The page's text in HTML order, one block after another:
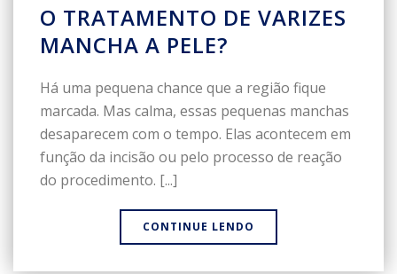
O TRATAMENTO DE VARIZES
MANCHA A PELE?
Há uma pequena chance que a região fique
marcada. Mas calma, essas pequenas manchas
desaparecem com o tempo. Elas acontecem em
função da incisão ou pelo processo de reação
do procedimento. [...]
CONTINUE LENDO